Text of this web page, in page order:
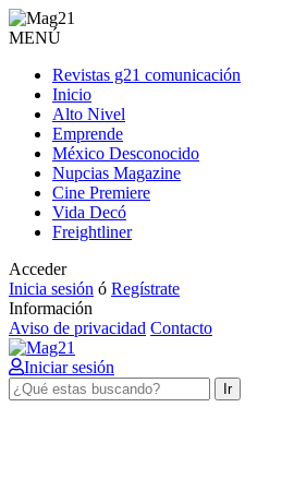
MENÚ
Revistas g21 comunicación
Inicio
Alto Nivel
Emprende
México Desconocido
Nupcias Magazine
Cine Premiere
Vida Decó
Freightliner
Acceder
Inicia sesión ó Regístrate
Información
Aviso de privacidad Contacto
Iniciar sesión
Ir